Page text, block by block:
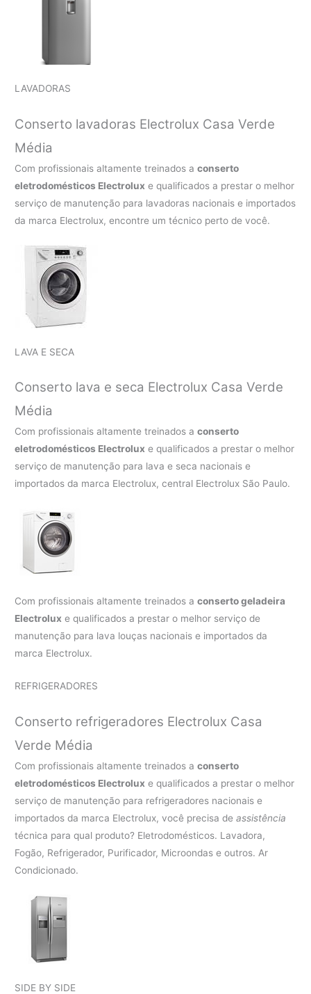
LAVADORAS
Conserto lavadoras Electrolux Casa Verde
Média
Com profissionais altamente treinados aconserto
eletrodomésticos Electrolux e qualificados a prestar o melhor
serviço de manutenção para lavadoras nacionais e importados
da marca Electrolux, encontre um técnico perto de você.
LAVA E SECA
Conserto lava e seca Electrolux Casa Verde
Média
Com profissionais altamente treinados aconserto
eletrodomésticos Electrolux e qualificados a prestar o melhor
serviço de manutenção para lava e seca nacionais e
importados da marca Electrolux, central Electrolux São Paulo.
Com profissionais altamente treinados aconserto geladeira
Electrolux e qualificados a prestar o melhor serviço de
manutenção para lava louças nacionais e importados da
marca Electrolux.
REFRIGERADORES
Conserto refrigeradores Electrolux Casa
Verde Média
Com profissionais altamente treinados aconserto
eletrodomésticos Electrolux e qualificados a prestar o melhor
serviço de manutenção para refrigeradores nacionais e
importados da marca Electrolux, você precisa deassistência
técnica para qual produto? Eletrodomésticos. Lavadora,
Fogão, Refrigerador, Purificador, Microondas e outros. Ar
Condicionado.
SIDE BY SIDE